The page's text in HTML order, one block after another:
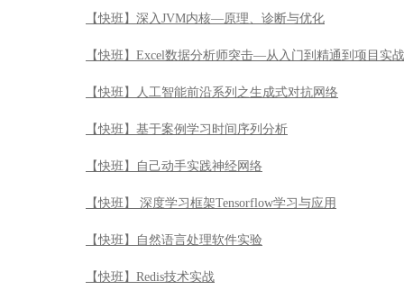
【快班】深入JVM内核—原理、诊断与优化
【快班】Excel数据分析师突击—从入门到精通到项目实战
【快班】人工智能前沿系列之生成式对抗网络
【快班】基于案例学习时间序列分析
【快班】自己动手实践神经网络
【快班】 深度学习框架Tensorflow学习与应用
【快班】自然语言处理软件实验
【快班】Redis技术实战